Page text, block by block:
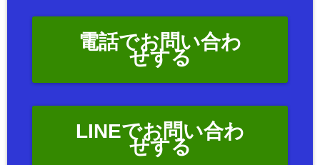
電話でお問い合わ
せする
LINEでお問い合わ
せする